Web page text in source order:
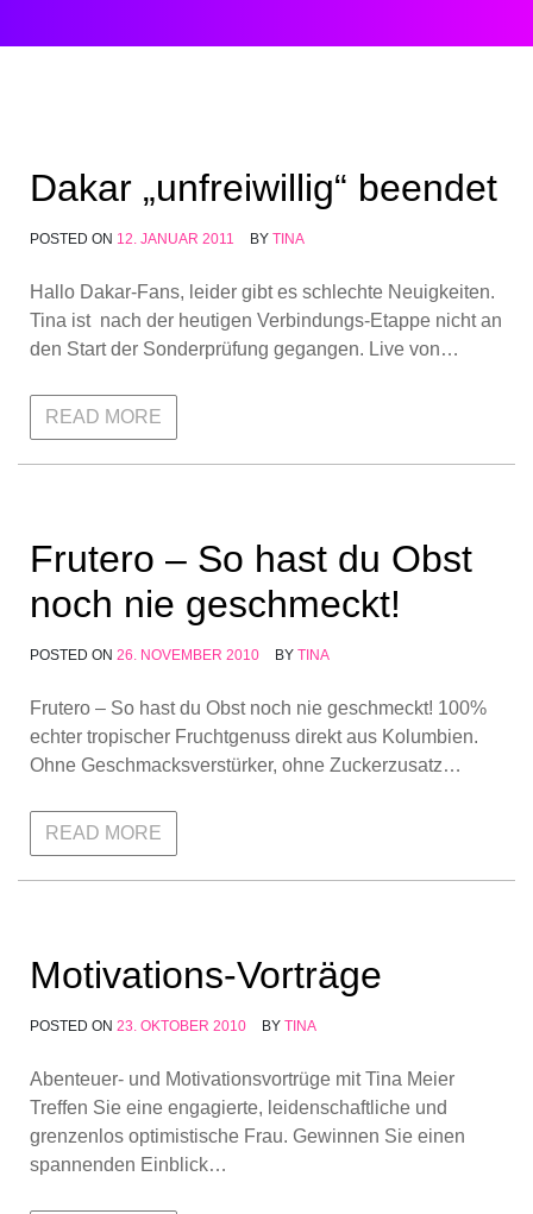
Dakar „unfreiwillig“ beendet
POSTED ON 12. JANUAR 2011 BY TINA
Hallo Dakar-Fans, leider gibt es schlechte Neuigkeiten.
Tina ist nach der heutigen Verbindungs-Etappe nicht an
den Start der Sonderprüfung gegangen. Live von…
READ MORE
Frutero – So hast du Obst
noch nie geschmeckt!
POSTED ON 26. NOVEMBER 2010 BY TINA
Frutero – So hast du Obst noch nie geschmeckt! 100%
echter tropischer Fruchtgenuss direkt aus Kolumbien.
Ohne Geschmacksverstürker, ohne Zuckerzusatz…
READ MORE
Motivations-Vorträge
POSTED ON 23. OKTOBER 2010 BY TINA
Abenteuer- und Motivationsvortrüge mit Tina Meier
Treffen Sie eine engagierte, leidenschaftliche und
grenzenlos optimistische Frau. Gewinnen Sie einen
spannenden Einblick…